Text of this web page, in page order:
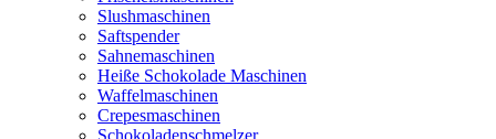
Slushmaschinen
Saftspender
Sahnemaschinen
Heiße Schokolade Maschinen
Waffelmaschinen
Crepesmaschinen
Schokoladenschmelzer